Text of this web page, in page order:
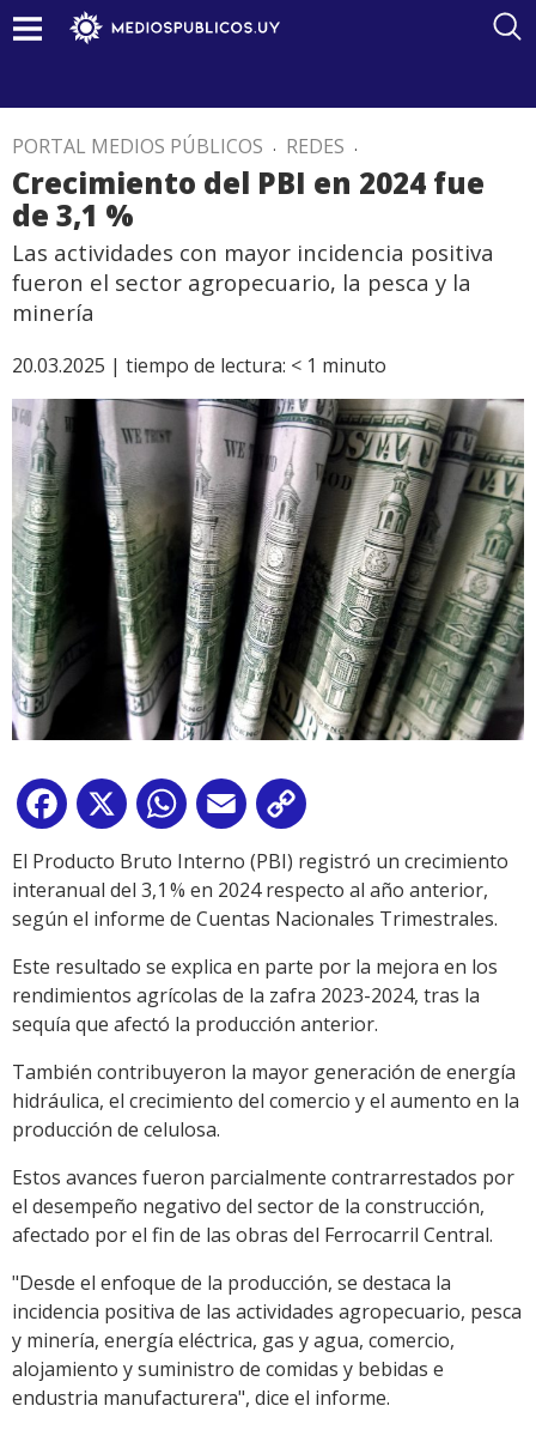
PORTAL MEDIOS PÚBLICOS . REDES .
Crecimiento del PBI en 2024 fue
de 3,1 %
Las actividades con mayor incidencia positiva
fueron el sector agropecuario, la pesca y la
minería
20.03.2025 | tiempo de lectura: < 1 minuto
Facebook
X WhatsApp
Email
Link
El Producto Bruto Interno (PBI) registró un crecimiento
interanual del 3,1 % en 2024 respecto al año anterior,
según el informe de Cuentas Nacionales Trimestrales.
Este resultado se explica en parte por la mejora en los
rendimientos agrícolas de la zafra 2023-2024, tras la
sequía que afectó la producción anterior.
También contribuyeron la mayor generación de energía
hidráulica, el crecimiento del comercio y el aumento en la
producción de celulosa.
Estos avances fueron parcialmente contrarrestados por
el desempeño negativo del sector de la construcción,
afectado por el fin de las obras del Ferrocarril Central.
"Desde el enfoque de la producción, se destaca la
incidencia positiva de las actividades agropecuario, pesca
y minería, energía eléctrica, gas y agua, comercio,
alojamiento y suministro de comidas y bebidas e
endustria manufacturera", dice el informe.